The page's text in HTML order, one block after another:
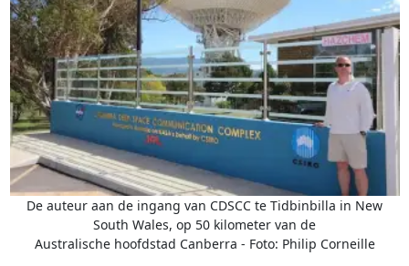
De auteur aan de ingang van CDSCC te Tidbinbilla in New
South Wales, op 50 kilometer van de
Australische hoofdstad Canberra - Foto: Philip Corneille